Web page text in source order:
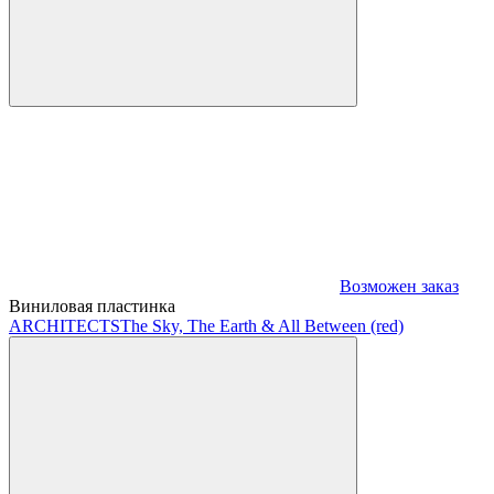
Возможен заказ
Виниловая пластинка
ARCHITECTSThe Sky, The Earth & All Between (red)